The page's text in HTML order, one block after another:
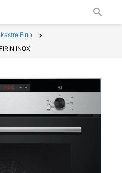
search
Fırın >
INOX